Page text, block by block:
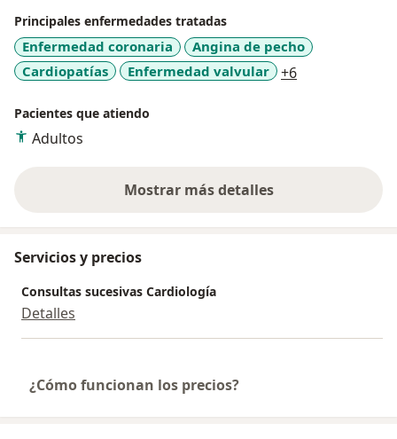
Principales enfermedades tratadas
Enfermedad coronaria
Angina de pecho
Cardiopatías
Enfermedad valvular +6
Pacientes que atiendo
Adultos
Mostrar más detalles
sobre la experiencia
Servicios y precios
Consultas sucesivas Cardiología
Detalles
¿Cómo funcionan los precios?